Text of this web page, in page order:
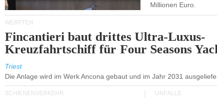
Millionen Euro.
WERFTEN
Fincantieri baut drittes Ultra-Luxus-
Kreuzfahrtschiff für Four Seasons
Triest
Die Anlage wird im Werk Ancona gebaut und im Jahr 2031
SCHIENENVERKEHR UNFÄLLE